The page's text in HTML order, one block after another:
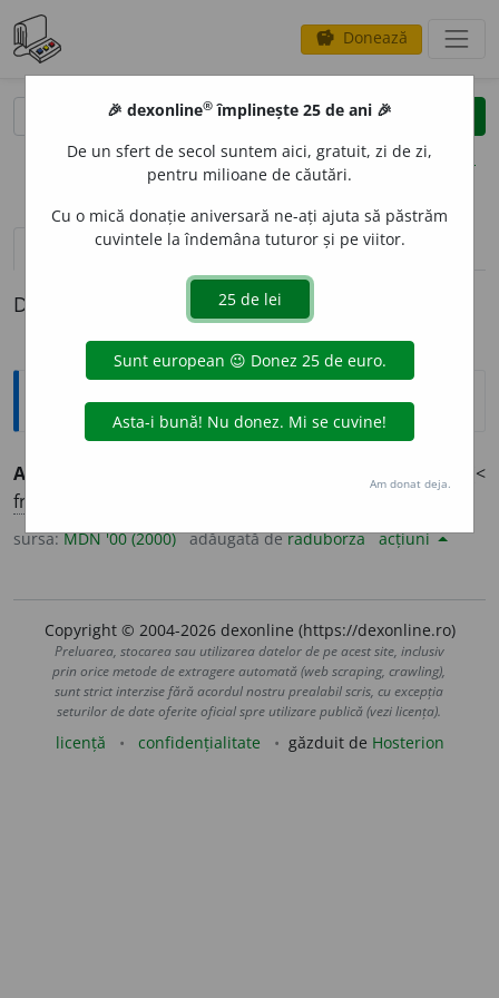
savings Donează
clear
opțiuni
definiții (1)
Definiția cu ID-ul 446158:
Explicative DEX
ADEN
tumoare benignă a țesutului glandural. (<
fr.
sursa:MDN '00 (2000) adăugată deraduborza acțiuni
Copyright © 2004-2026 dexonline (https://dexonline.ro)
Preluarea, stocarea sau utilizarea datelor de pe acest site, inclusiv
prin orice metode de extragere automată (web scraping, crawling),
sunt strict interzise fără acordul nostru prealabil scris, cu excepția
seturilor de date oferite oficial spre utilizare publică (vezi licența).
licență confidențialitate găzduit de Hosterion
🎉 dexonline® împlinește 25 de ani 🎉
De un sfert de secol suntem aici, gratuit, zi de zi,
pentru milioane de căutări.
Cu o mică donație aniversară ne-ați ajuta să păstrăm
cuvintele la îndemâna tuturor și pe viitor.
Am donat deja.